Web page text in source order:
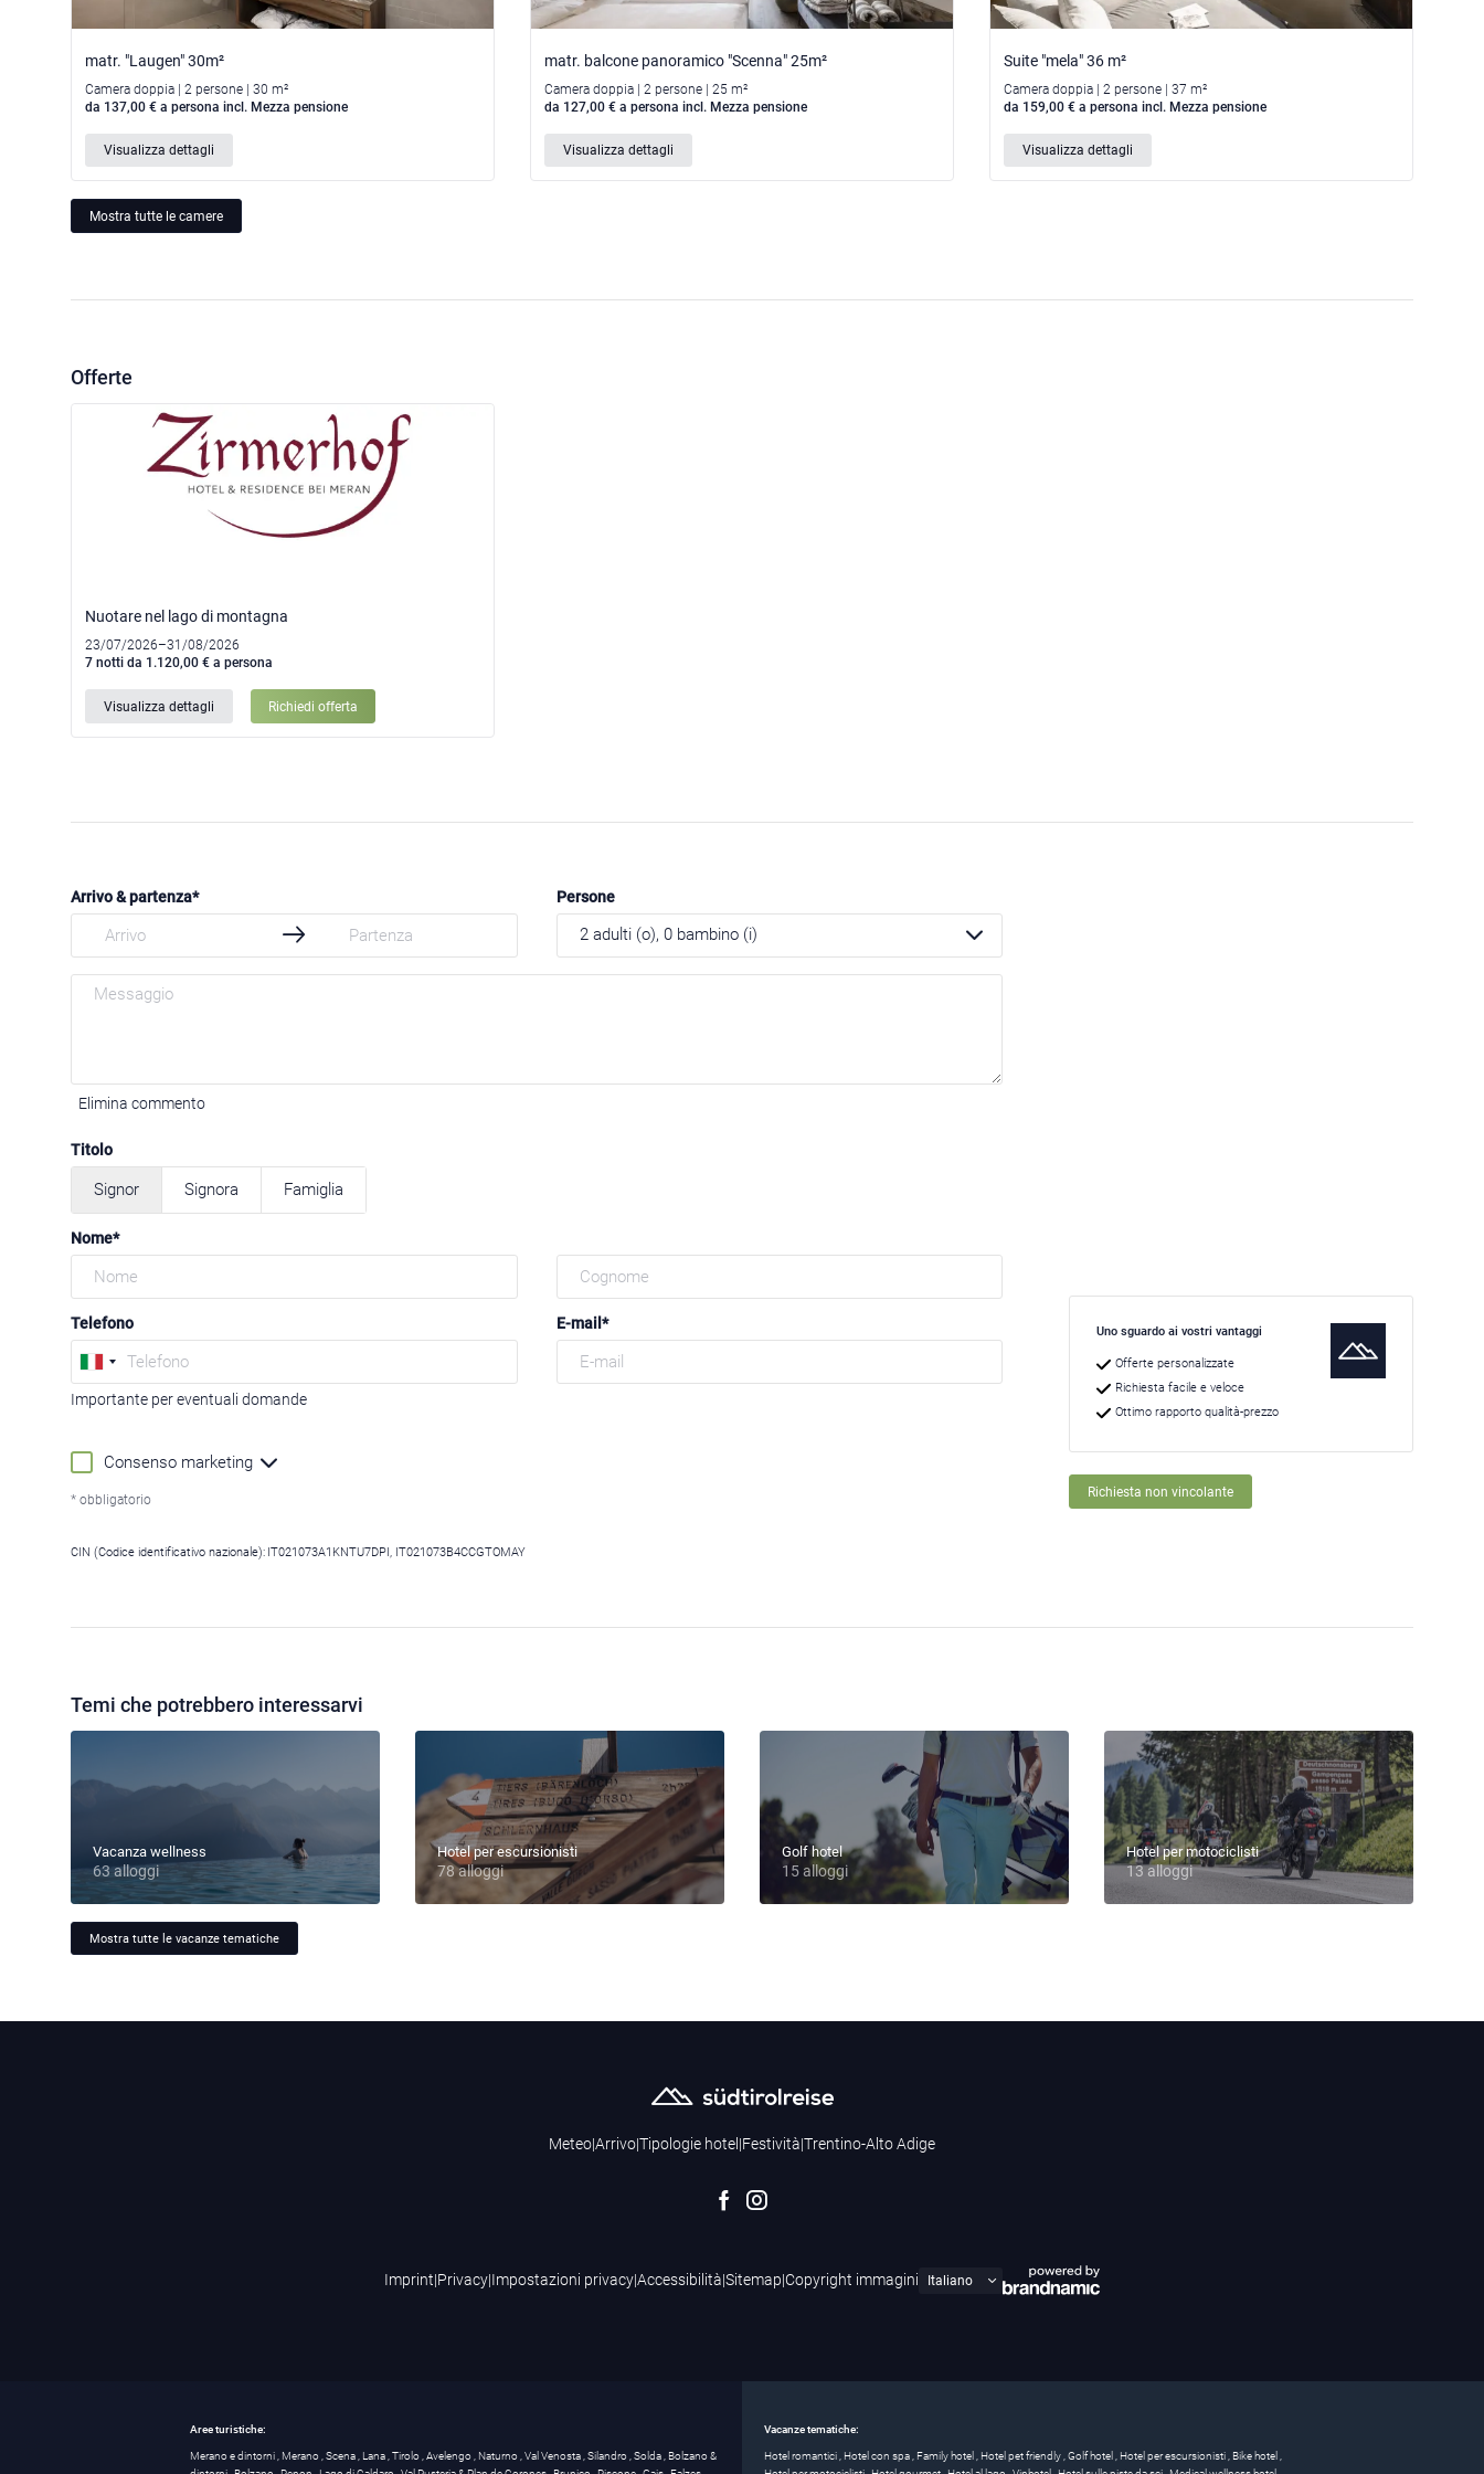
matr. "Laugen" 30m²
Camera doppia | 2 persone | 30 m²
da 137,00 € a persona incl. Mezza pensione
Visualizza dettagli
matr. balcone panoramico "Scenna" 25m²
Camera doppia | 2 persone | 25 m²
da 127,00 € a persona incl. Mezza pensione
Visualizza dettagli
Suite "mela" 36 m²
Camera doppia | 2 persone | 37 m²
da 159,00 € a persona incl. Mezza pensione
Visualizza dettagli
Mostra tutte le camere
Offerte
Nuotare nel lago di montagna
23/07/2026–31/08/2026
7 notti da 1.120,00 € a persona
Visualizza dettagli Richiedi offerta
Arrivo & partenza Persone
2adulti (o), 0bambino (i)
Elimina commento
Titolo
Signor Signora Famiglia
Nome
Telefono
Importante per eventuali domande
E-mail
Consenso marketing
* obbligatorio
Uno sguardo ai vostri vantaggi
Offerte personalizzate
Richiesta facile e veloce
Ottimo rapporto qualità-prezzo
Richiesta non vincolante
CIN (Codice identificativo nazionale): IT021073A1KNTU7DPI, IT021073B4CCGTOMAY
Temi che potrebbero interessarvi
Vacanza wellness
63 alloggi
Hotel per escursionisti
78 alloggi
Golf hotel
15 alloggi
Hotel per motociclisti
13 alloggi
Mostra tutte le vacanze tematiche
Meteo|Arrivo|Tipologie hotel |Festività|Trentino-Alto Adige
Imprint|Privacy|Impostazioni privacy|Accessibilità|Sitemap|Copyright immagini
Aree turistiche:
Merano e dintorni, Merano,Scena, Lana,Tirolo,Avelengo, Naturno,Val Venosta,Silandro,Solda, Bolzano &
Vacanze tematiche:
Hotel romantici, Hotel con spa, Family hotel , Hotel pet friendly,Golf hotel , Hotel per escursionisti, Bike hotel ,